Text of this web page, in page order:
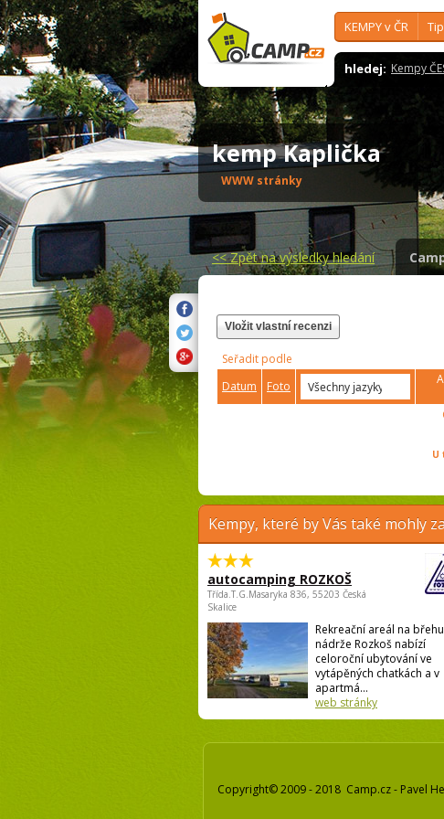
KEMPY v ČR
hledej: Kempy
kemp Kaplička
WWW stránky
<<Zpět na výsledky hledání
Vložit vlastní recenzi
Seřadit podle
Datum
Foto
U
Kempy, které by Vás také mohly
autocamping ROZKOŠ
Třída.T.G.Masaryka 836, 55203 Česká
Skalice
Rekreační areál na břehu
nádrže Rozkoš nabízí
celoroční ubytování ve
vytápěných chatkách a v
apartmá...
web stránky
Copyright© 2009 - 2018 Camp.cz - Pavel